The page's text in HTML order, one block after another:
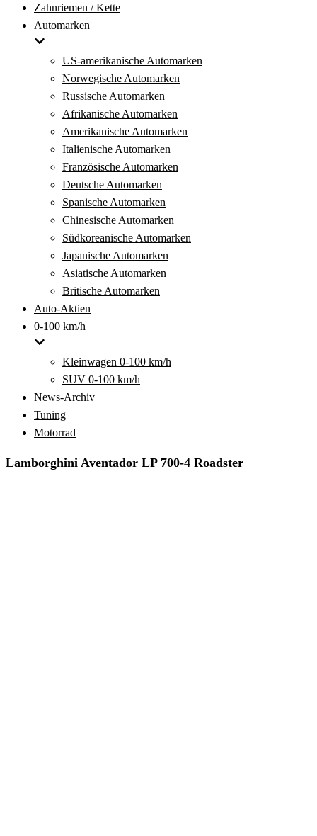
Zahnriemen / Kette
Automarken
US-amerikanische Automarken
Norwegische Automarken
Russische Automarken
Afrikanische Automarken
Amerikanische Automarken
Italienische Automarken
Französische Automarken
Deutsche Automarken
Spanische Automarken
Chinesische Automarken
Südkoreanische Automarken
Japanische Automarken
Asiatische Automarken
Britische Automarken
Auto-Aktien
0-100 km/h
Kleinwagen 0-100 km/h
SUV 0-100 km/h
News-Archiv
Tuning
Motorrad
Lamborghini Aventador LP 700-4 Roadster